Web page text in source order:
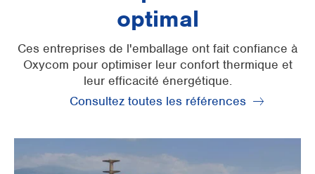
optimal
Ces entreprises de l'emballage ont fait confiance à
Oxycom pour optimiser leur confort thermique et
leur efficacité énergétique.
Consultez toutes les références